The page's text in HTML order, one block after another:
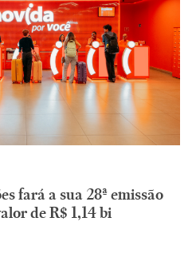
fará a sua 28ª emissão
de R$ 1,14 bi